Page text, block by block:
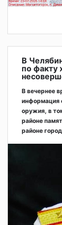
В
по факту
В вечернее
информация
оружия, в
районе
районе